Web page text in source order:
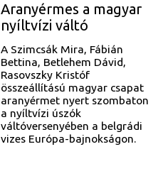
Aranyérmes a magyar
nyíltvízi váltó
A Szimcsák Mira, Fábián
Bettina, Betlehem Dávid,
Rasovszky Kristóf
összeállítású magyar csapat
aranyérmet nyert szombaton
a nyíltvízi úszók
váltóversenyében a belgrádi
vizes Európa-bajnokságon.